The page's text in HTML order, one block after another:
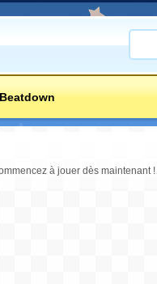
à jouer dès maintenant !